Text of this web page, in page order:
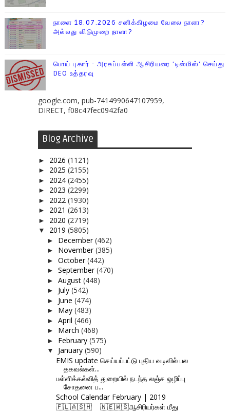
நாளை 18.07.2026 சனிக்கிழமை வேலை நாளா?
அல்லது விடுமுறை நாளா?
பொய் புகார் - அரசுப்பள்ளி ஆசிரியரை 'டிஸ்மிஸ்' செய்து
DEO உத்தரவு
google.com, pub-7414990647107959,
DIRECT, f08c47fec0942fa0
Blog Archive
► 2026 (1121)
► 2025 (2155)
► 2024 (2455)
► 2023 (2299)
► 2022 (1930)
► 2021 (2613)
► 2020 (2719)
▼ 2019 (5805)
► December(462)
► November(385)
► October(442)
► September(470)
► August (448)
► July (542)
► June (474)
► May (483)
► April (466)
► March (468)
► February (575)
▼ January (590)
EMIS update செய்யப்பட்டு புதிய வடிவில் பல
தகவல்கள்...
பள்ளிக்கல்வித் துறையில் நடந்த லஞ்ச ஒழிப்பு
சோதனை ப...
School Calendar February | 2019
🇫‌🇱‌🇦‌🇸‌🇭‌ 🇳‌🇪‌🇼‌🇸‌ஆசிரியர்கள் மீது